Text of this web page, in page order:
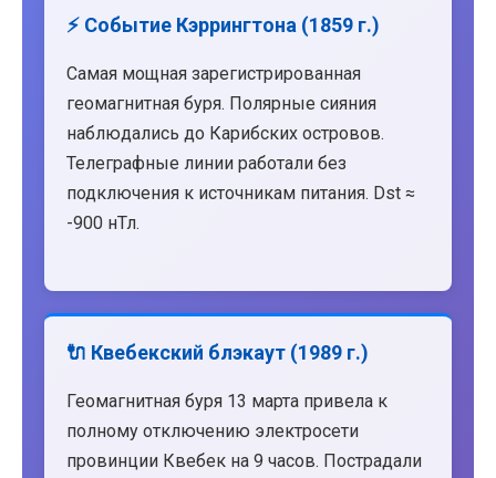
⚡ Событие Кэррингтона (1859 г.)
Самая мощная зарегистрированная
геомагнитная буря. Полярные сияния
наблюдались до Карибских островов.
Телеграфные линии работали без
подключения к источникам питания. Dst ≈
-900 нТл.
🔌 Квебекский блэкаут (1989 г.)
Геомагнитная буря 13 марта привела к
полному отключению электросети
провинции Квебек на 9 часов. Пострадали